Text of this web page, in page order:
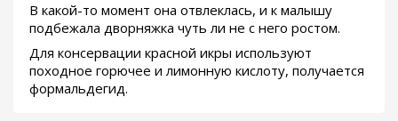
В какой-то момент она отвлеклась, и к малышу
подбежала дворняжка чуть ли не с него ростом.
Для консервации красной икры используют
походное горючее и лимонную кислоту, получается
формальдегид.